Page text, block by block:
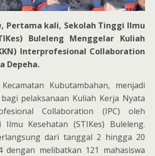
, Pertama kali, Sekolah Tinggi Ilmu
Buleleng Menggelar Kuliah
Interprofesional Collaboration
Depeha.
Kubutambahan, menjadi
pelaksanaan Kuliah Kerja Nyata
Collaboration (IPC) oleh
Ilmu Kesehatan (STIKes) Buleleng.
dari tanggal 2 hingga 20
dengan melibatkan 121 mahasiswa